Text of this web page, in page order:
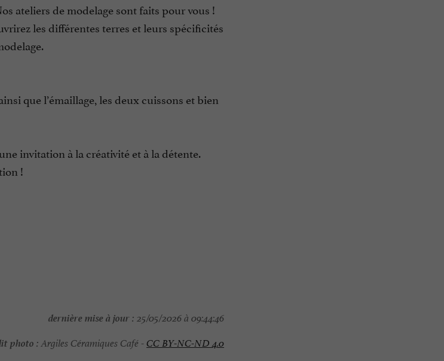
ateliers de modelage sont faits pour vous !
les différentes terres et leurs spécificités
que l’émaillage, les deux cuissons et bien
invitation à la créativité et à la détente.
!
dernière mise à jour : 25/05/2026 à 09:44:46
photo :Argiles Céramiques Café -CC BY-NC-ND 4.0